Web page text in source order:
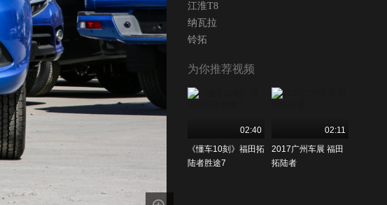
江淮T8
纳瓦拉
铃拓
为你推荐视频
02:40
《懂车10刻》福田拓
陆者胜途7
02:11
2017广州车展 福田
拓陆者